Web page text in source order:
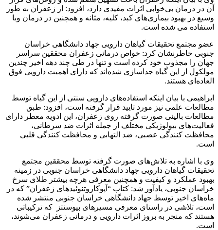
آن در درمان بی‌خوابی اثرات مفیدی دارد، افزود: از زعفران به طور
وسیع در بهبود بیماری‌های کبد، کلیه، مثانه و همچنین در درمان وبا
استفاده می شده است.
عضو مجتمع تحقیقات گیاهان دارویی جهاد دانشگاهی خراسان
جنوبی خاطرنشان کرد: خواص درمانی زعفران محققین سراسر
جهان را مجذوب خود کرده است و تنها در طی چند دهه اخیر چندین
مولکول از این گیاه جداسازی شده‌اند که دارای اهمیت دارویی فوق
العاده‌ای هستند.
ابراهیمی با بیان اینکه استفاده‌های دارویی سنتی از این گیاه توسط
مطالعات علمی نیز مورد تایید قرار گرفته است، افزود: طبق
مطالعات بالینی صورت گرفته روی زعفران، این ادویه معطر دارای
فعالیت‌های بیولوژیکی مختلف از جمله اثرات ضد سرطانی،
محافظت کنندگی عصبی، ضد التهابی و محافظت کنندگی قلبی
است.
وی با اشاره به تلاش‌های صورت گرفته توسط محققین مجتمع
تحقیقات گیاهان دارویی جهاد دانشگاهی خراسان جنوبی در زمینه
بهبود عملکرد و کیفیت و همچنین معرفی هرچه بیشتر طلای سرخ
خراسان جنوبی، یادآور شد: کتاب “آپوکاروتنوئیدهای زعفران” که در
ماه‌های اخیر توسط جهاد دانشگاهی خراسان جنوبی منتشر شده
است، تلاشی در راستای معرفی مسیرهای بیوسنتز که ترکیباتی
هستند که منجر به بروز اثرات دارویی و درمانی زعفران می‌شوند،
است.